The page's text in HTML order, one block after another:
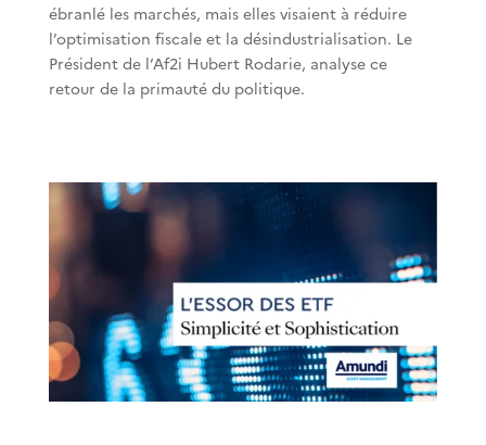
ébranlé les marchés, mais elles visaient à réduire
l’optimisation fiscale et la désindustrialisation. Le
Président de l’Af2i Hubert Rodarie, analyse ce
retour de la primauté du politique.